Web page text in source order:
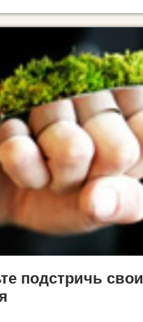
подстричь свои